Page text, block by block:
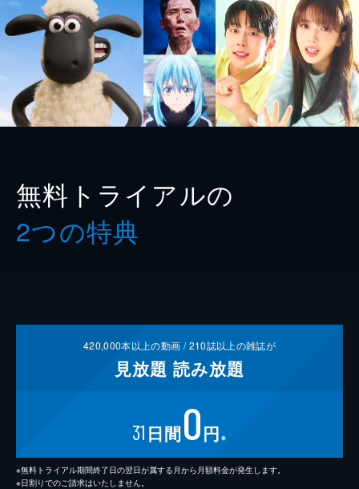
無料トライアルの
2つの特典
420,000本以上の動画 /210誌以上の雑誌が
見放題 読み放題
31 日間0円 ※
※無料トライアル期間終了日の翌日が属する月から月額料金が発生します。
※日割りでのご請求はいたしません。